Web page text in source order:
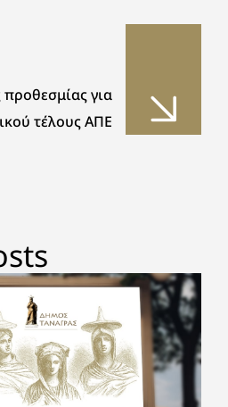
για
τέλους ΑΠΕ